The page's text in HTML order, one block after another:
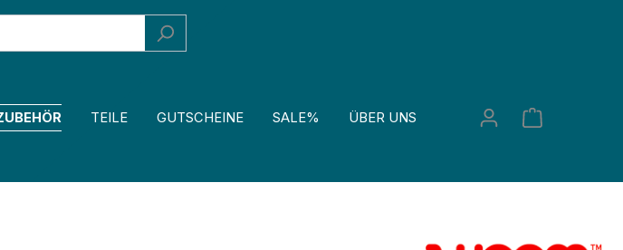
TEILE GUTSCHEINE SALE% ÜBER UNS